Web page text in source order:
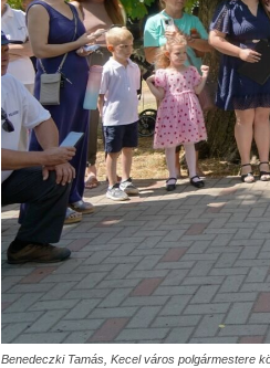
Benedeczki Tamás, Kecel város polgármestere